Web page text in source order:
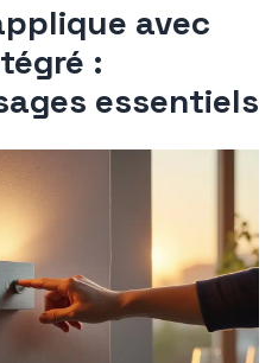
avec
:
essentiels